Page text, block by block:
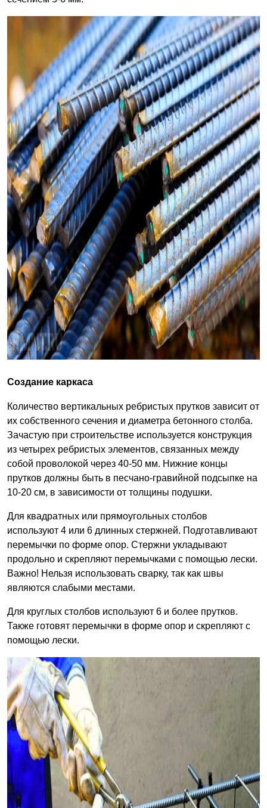
Создание каркаса
Количество вертикальных ребристых прутков зависит от
их собственного сечения и диаметра бетонного столба.
Зачастую при строительстве используется конструкция
из четырех ребристых элементов, связанных между
собой проволокой через 40-50 мм. Нижние концы
прутков должны быть в песчано-гравийной подсыпке на
10-20 см, в зависимости от толщины подушки.
Для квадратных или прямоугольных столбов
используют 4 или 6 длинных стержней. Подготавливают
перемычки по форме опор. Стержни укладывают
продольно и скрепляют перемычками с помощью лески.
Важно! Нельзя использовать сварку, так как швы
являются слабыми местами.
Для круглых столбов используют 6 и более прутков.
Также готовят перемычки в форме опор и скрепляют с
помощью лески.